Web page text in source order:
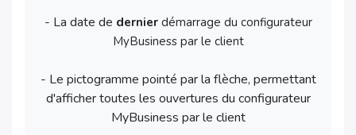
- La date de dernierdémarrage du configurateur
MyBusiness par le client
- Le pictogramme pointé par la flèche, permettant
d'afficher toutes les ouvertures du configurateur
MyBusiness par le client